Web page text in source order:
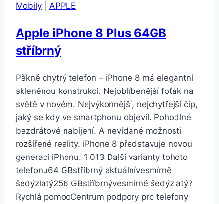
XIAOMI
Mobily APPLE
Apple iPhone 8 Plus 64GB
stříbrný
Pěkně chytrý telefon – iPhone 8 má elegantní
skleněnou konstrukci. Nejoblíbenější foťák na
světě v novém. Nejvýkonnější, nejchytřejší čip,
jaký se kdy ve smartphonu objevil. Pohodlné
bezdrátové nabíjení. A nevídané možnosti
rozšířené reality. iPhone 8 představuje novou
generaci iPhonu. 1 013 Další varianty tohoto
telefonu64 GBstříbrný aktuálnívesmírně
šedýzlatý256 GBstříbrnývesmírně šedýzlatý?
Rychlá pomocCentrum podpory pro telefony